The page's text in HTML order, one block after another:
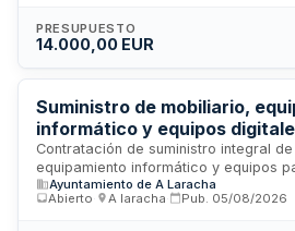
gastos operativos asociados. La
procedimiento simplificado abreviado
PRESUPUESTO
14.000,00 EUR
Suministro de mobiliario,
informático y equipos
Intergeneracional de A
Contratación de suministro integral
equipamiento informático y equipos
destinados al Edificio
contrato incluye la entrega,
Ayuntamiento de A Laracha
Abierto
A laracha Pub. 05/08/2026